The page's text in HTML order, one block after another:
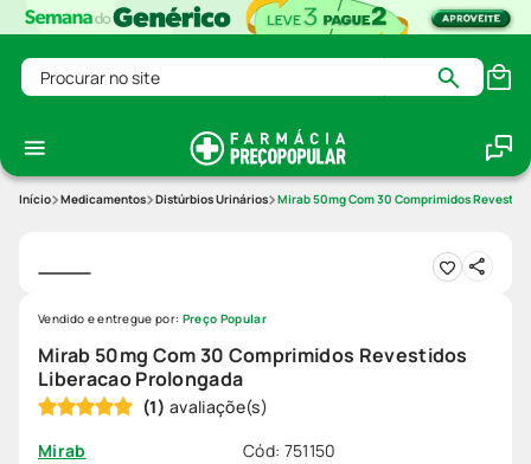
Procurar no site
Medicamentos Distúrbios Urinários Mirab 50mg Com 30 Comprimidos
Mirab 50mg Com 30 Comprimidos Revestidos
Liberacao Prolongada
(1)
Mirab
Cód: 751150
Vendido e entregue por: Preço Popular